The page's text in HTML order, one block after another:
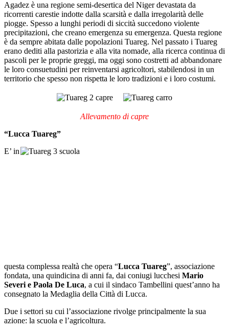
Agadez è una regione semi-desertica del Niger devastata da
ricorrenti carestie indotte dalla scarsità e dalla irregolarità delle
piogge. Spesso a lunghi periodi di siccità succedono violente
precipitazioni, che creano emergenza su emergenza. Questa regione
è da sempre abitata dalle popolazioni Tuareg. Nel passato i Tuareg
erano dediti alla pastorizia e alla vita nomade, alla ricerca continua di
pascoli per le proprie greggi, ma oggi sono costretti ad abbandonare
le loro consuetudini per reinventarsi agricoltori, stabilendosi in un
territorio che spesso non rispetta le loro tradizioni e i loro costumi.
Allevamento di capre
“Lucca Tuareg”
E’ in
questa complessa realtà che opera “Lucca Tuareg”, associazione
fondata, una quindicina di anni fa, dai coniugi lucchesi Mario
Severi e Paola De Luca, a cui il sindaco Tambellini quest’anno ha
consegnato la Medaglia della Città di Lucca.
Due i settori su cui l’associazione rivolge principalmente la sua
azione: la scuola e l’agricoltura.